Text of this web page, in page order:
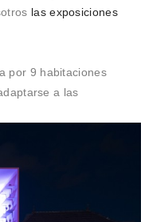
las exposiciones
por 9 habitaciones
a las